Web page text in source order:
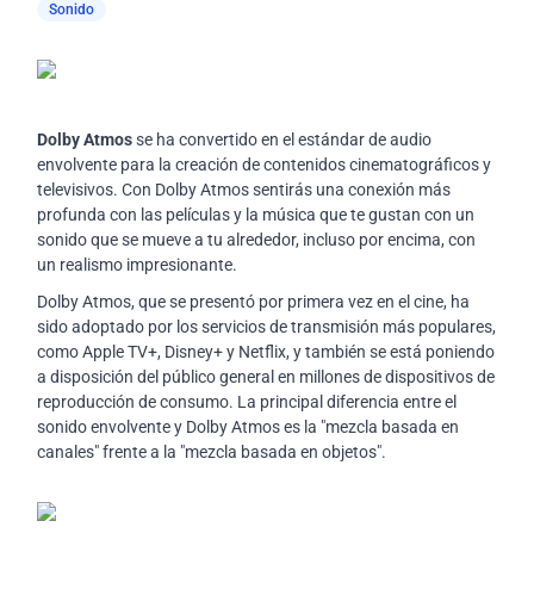
Sonido
Dolby Atmosse ha convertido en el estándar de audio
envolvente para la creación de contenidos cinematográficos y
televisivos. Con Dolby Atmos sentirás una conexión más
profunda con las películas y la música que te gustan con un
sonido que se mueve a tu alrededor, incluso por encima, con
un realismo impresionante.
Dolby Atmos, que se presentó por primera vez en el cine, ha
sido adoptado por los servicios de transmisión más populares,
como Apple TV+, Disney+ y Netflix, y también se está poniendo
a disposición del público general en millones de dispositivos de
reproducción de consumo. La principal diferencia entre el
sonido envolvente y Dolby Atmos es la "mezcla basada en
canales" frente a la "mezcla basada en objetos".